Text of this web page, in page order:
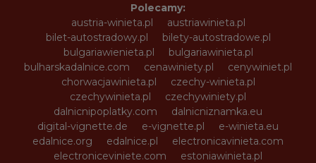
Polecamy:
austria-winieta.pl
austriawinieta.pl
bilet-autostradowy.pl
bilety-autostradowe.pl
bulgariawienieta.pl
bulgariawinieta.pl
bulharskadalnice.com
cenawiniety.pl
cenywiniet.pl
chorwacjawinieta.pl
czechy-winieta.pl
czechywinieta.pl
czechywiniety.pl
dalnicnipoplatky.com
dalnicniznamka.eu
digital-vignette.de
e-vignette.pl
e-winieta.eu
edalnice.org
edalnice.pl
electronicavinieta.com
electroniceviniete.com
estoniawinieta.pl